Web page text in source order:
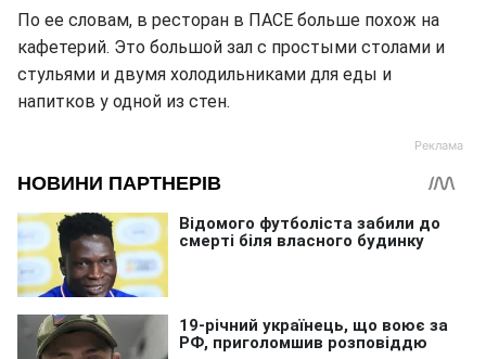
По ее словам, в ресторан в ПАСЕ больше похож на
кафетерий. Это большой зал с простыми столами и
стульями и двумя холодильниками для еды и
напитков у одной из стен.